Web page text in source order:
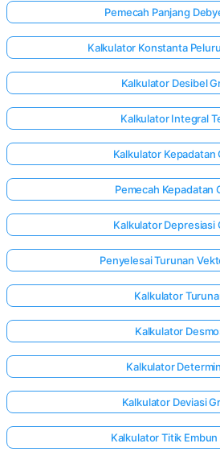
di sini!
Pemecah Panjang
Kalkulator Konstanta
Kalkulator Desibel
Kalkulator Integral
Kalkulator Kepadatan
Pemecah Kepadatan
Kalkulator Depresiasi
Penyelesai Turunan
Kalkulator
Kalkulator
Kalkulator
Kalkulator Deviasi
Kalkulator Titik